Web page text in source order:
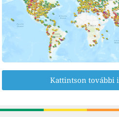
Kattintson további